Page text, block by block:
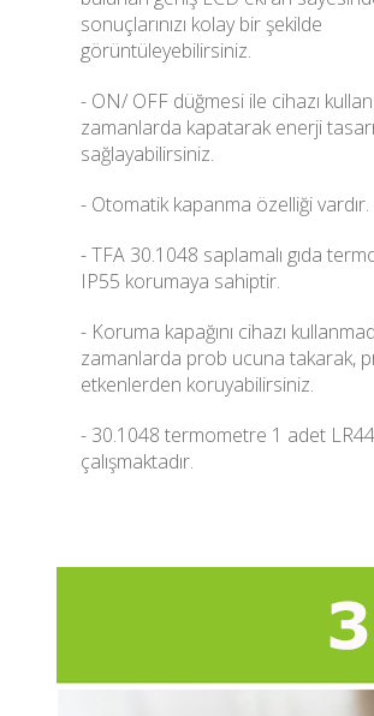
sonuçlarınızı kolay bir şekilde
görüntüleyebilirsiniz.
- ON/ OFF düğmesi ile cihazı
zamanlarda kapatarak enerji
sağlayabilirsiniz.
- Otomatik kapanma özelliği vardır.
- TFA 30.1048 saplamalı gıda
IP55 korumaya sahiptir.
- Koruma kapağını cihazı
zamanlarda prob ucuna takarak,
etkenlerden koruyabilirsiniz.
- 30.1048 termometre 1 adet
çalışmaktadır.